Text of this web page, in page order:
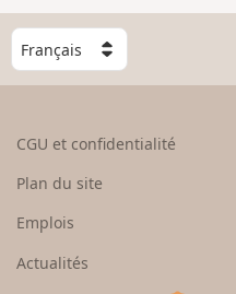
C
h
o
e
u
CGU et confidentialité
Plan du site
Emplois
Actualités